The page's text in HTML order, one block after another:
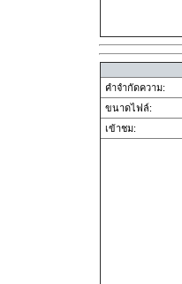
คำจำกัดความ:
ขนาดไฟล์:
เข้าชม: